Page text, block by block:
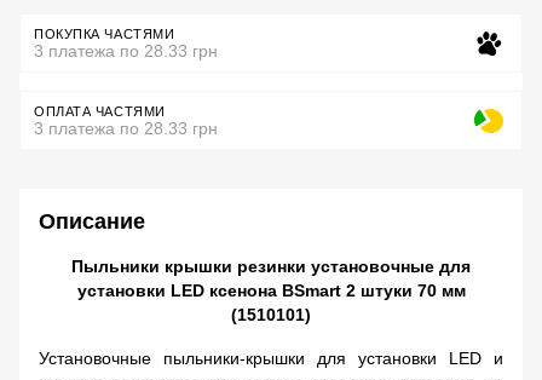
ПОКУПКА ЧАСТЯМИ
3 платежа по 28.33 грн
ОПЛАТА ЧАСТЯМИ
3 платежа по 28.33 грн
Описание
Пыльники крышки резинки установочные для
установки LED ксенона BSmart 2 штуки 70 мм
(1510101)
Установочные пыльники-крышки для установки LED и